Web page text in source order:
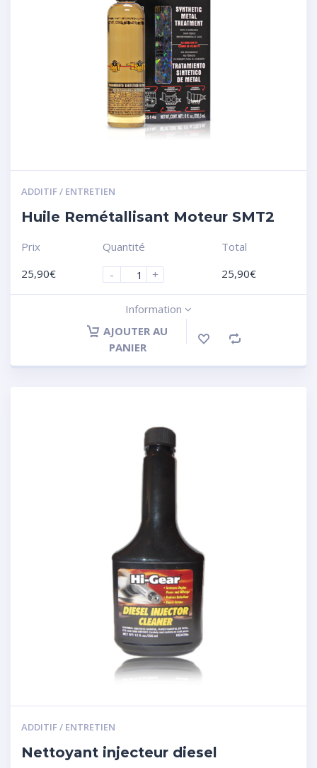
ADDITIF / ENTRETIEN
Huile Remétallisant Moteur SMT2
Prix
25,90€
Quantité
-
+
Total
25,90€
Information
AJOUTER AU
PANIER
ADDITIF / ENTRETIEN
Nettoyant injecteur diesel